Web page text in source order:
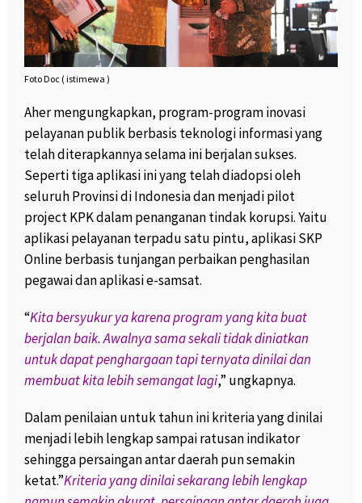
Foto Doc ( istimewa )
Aher mengungkapkan, program-program inovasi
pelayanan publik berbasis teknologi informasi yang
telah diterapkannya selama ini berjalan sukses.
Seperti tiga aplikasi ini yang telah diadopsi oleh
seluruh Provinsi di Indonesia dan menjadi pilot
project KPK dalam penanganan tindak korupsi. Yaitu
aplikasi pelayanan terpadu satu pintu, aplikasi SKP
Online berbasis tunjangan perbaikan penghasilan
pegawai dan aplikasi e-samsat.
“Kita bersyukur ya karena program yang kita buat
berjalan baik. Awalnya sama sekali tidak diniatkan
untuk dapat penghargaan tapi ternyata dinilai dan
membuat kita lebih semangat lagi,” ungkapnya.
Dalam penilaian untuk tahun ini kriteria yang dinilai
menjadi lebih lengkap sampai ratusan indikator
sehingga persaingan antar daerah pun semakin
ketat.”Kriteria yang dinilai sekarang lebih lengkap